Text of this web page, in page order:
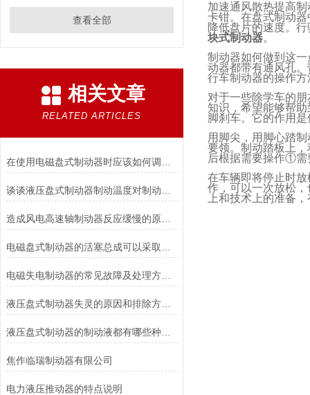
查看全部
相关文章
RELATED ARTICLES
造成风电高速轴制动器反应缓慢的原因有哪些？
电磁失电制动器的常见故障及处理方法讲解
液压盘式制动器失灵的原因和排除方法介绍
液压盘式制动器的制动液都有哪些种类？
焦作临瑞制动器有限公司
电力液压推动器的特点说明
加速通风散热提高
卡钳。在盘式制动
降低盘片的速度。
块式制动器。
制动器如何做到这
动器都带有通风孔
行车制动器的操作
对于一些除学车的
知识，希望能够帮
脚刹车。它的作用
用脚尖，用脚心踏
要领。制动踏板上
后根据需要操作①需
在车辆即将停止时
作，可以一次放松
上和技术上的准备